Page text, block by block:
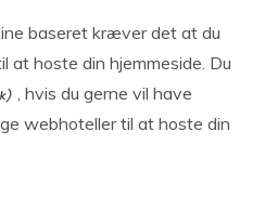
baseret kræver det at du
at hoste din hjemmeside. Du
, hvis du gerne vil have
webhoteller til at hoste din